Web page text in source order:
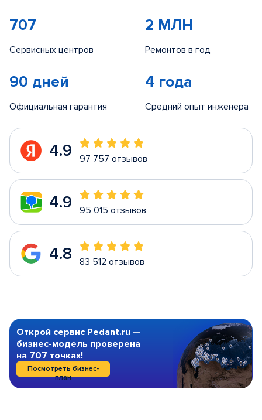
707
Сервисных центров
2 МЛН
Ремонтов в год
90 дней
Официальная гарантия
4 года
Средний опыт инженера
4.9 97 757 отзывов
4.9 95 015 отзывов
4.8 83 512 отзывов
Открой сервис Pedant.ru —
бизнес-модель проверена
на 707 точках!
Посмотреть бизнес-
план